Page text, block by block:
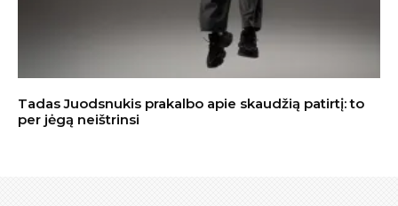
Tadas Juodsnukis prakalbo apie skaudžią patirtį: to
per jėgą neištrinsi